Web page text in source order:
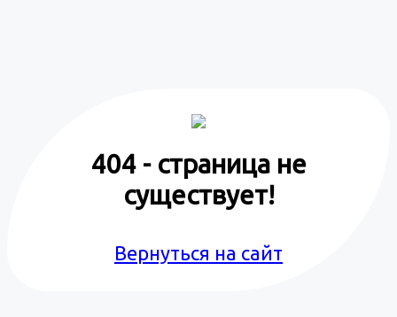
404 - страница не
существует!
Вернуться на сайт